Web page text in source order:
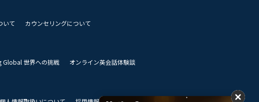
いて
カウンセリングについて
Global 世界への挑戦
オンライン英会話体験談